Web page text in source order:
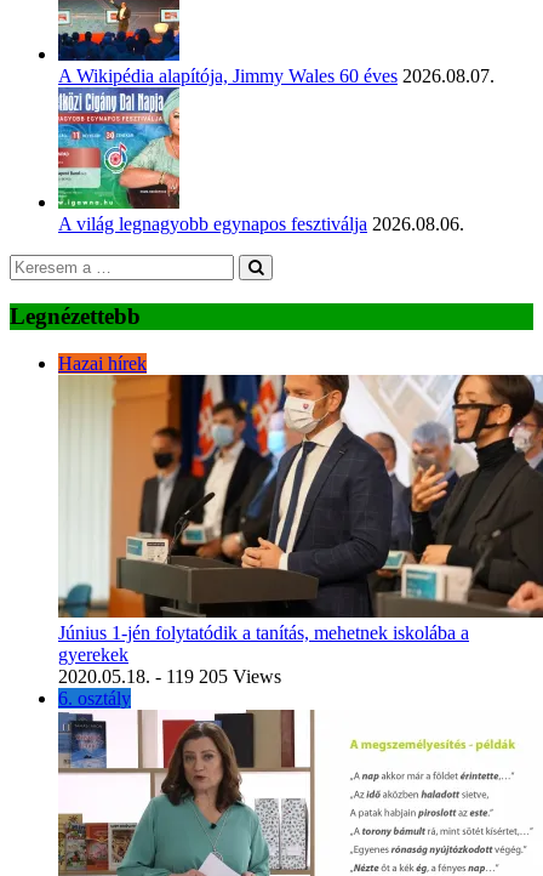
A Wikipédia alapítója, Jimmy Wales 60 éves 2026.08.07.
A világ legnagyobb egynapos fesztiválja 2026.08.06.
Legnézettebb
Hazai hírek
Június 1-jén folytatódik a tanítás, mehetnek iskolába a
gyerekek
2020.05.18. - 119 205 Views
6. osztály